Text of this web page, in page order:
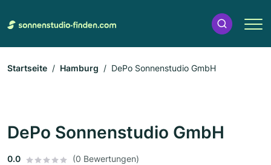
Startseite Hamburg DePo Sonnenstudio GmbH
DePo Sonnenstudio GmbH
0.0 (0 Bewertungen)